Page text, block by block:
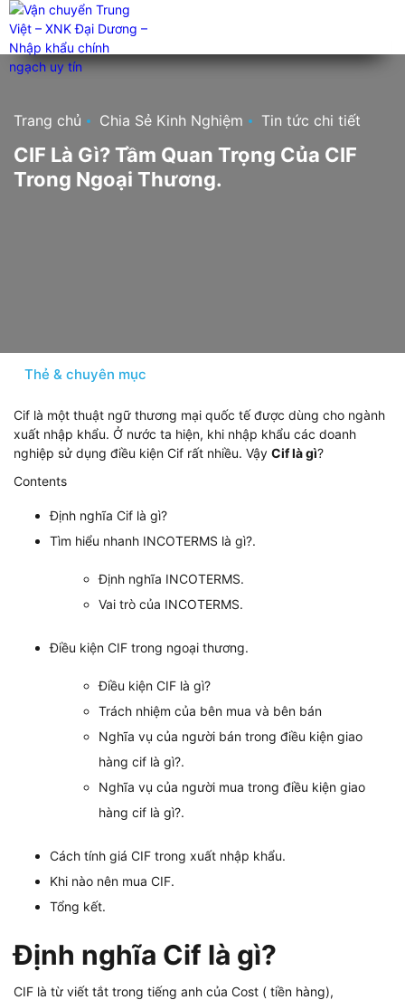
Trang chủ Chia Sẻ Kinh Nghiệm Tin tức chi tiết
CIF Là Gì? Tầm Quan Trọng Của CIF
Trong Ngoại Thương.
Thẻ & chuyên mục
Cif là một thuật ngữ thương mại quốc tế được dùng cho ngành
xuất nhập khẩu. Ở nước ta hiện, khi nhập khẩu các doanh
nghiệp sử dụng điều kiện Cif rất nhiều. Vậy Cif là gì?
Contents
Định nghĩa Cif là gì?
Tìm hiểu nhanh INCOTERMS là gì?.
Định nghĩa INCOTERMS.
Vai trò của INCOTERMS.
Điều kiện CIF trong ngoại thương.
Điều kiện CIF là gì?
Trách nhiệm của bên mua và bên bán
Nghĩa vụ của người bán trong điều kiện giao
hàng cif là gì?.
Nghĩa vụ của người mua trong điều kiện giao
hàng cif là gì?.
Cách tính giá CIF trong xuất nhập khẩu.
Khi nào nên mua CIF.
Tổng kết.
Định nghĩa Cif là gì?
CIF là từ viết tắt trong tiếng anh của Cost ( tiền hàng),